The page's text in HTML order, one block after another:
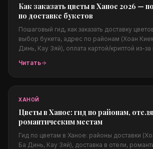
Как заказать цветы в Ханое 2026 —
по доставке букетов
Пошаговый гид, как заказать доставку
выбор букета, адрес по районам (Хоан
Динь, Кау Зяй), оплата картой/криптой из-
популярные поводы. Плюс перелинковка на
Читать
ХАНОЙ
Цветы в Ханое: гид по районам,
романтическим местам
Гид по цветам в Ханое: районы доставки
Ба Динь, Кау Зяй), доставка в отели,